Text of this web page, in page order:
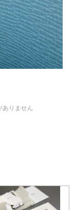
ありません